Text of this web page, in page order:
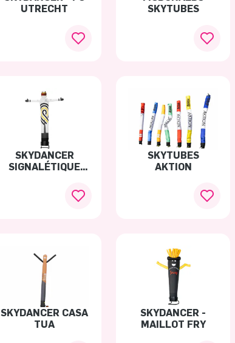
UTRECHT
SKYTUBES
SKYDANCER
SIGNALÉTIQUE
SKYTUBES
AKTION
SKYDANCER CASA
TUA
SKYDANCER -
MAILLOT FRY